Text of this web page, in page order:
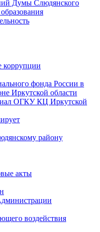
Думы Слюдянского
коррупции
фонда России в
Иркутской области
ОГКУ КЦ Иркутской
району
акты
воздействия